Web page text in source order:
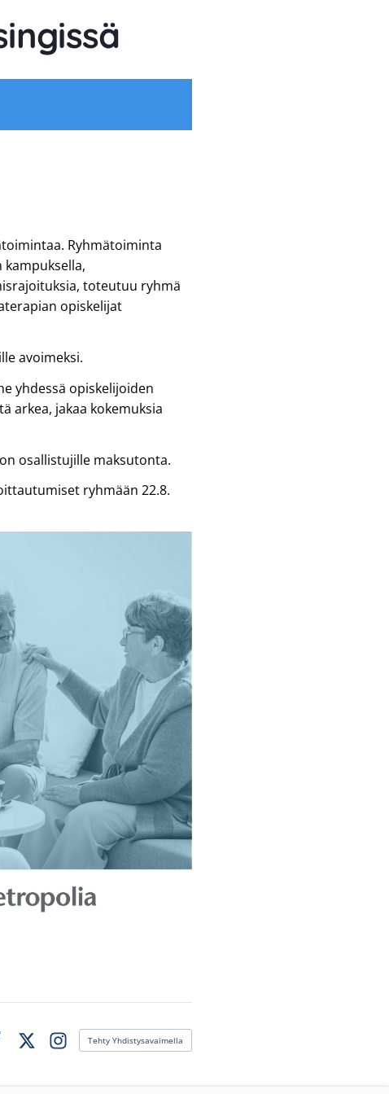
Ryhmätoiminta
toteutuu ryhmä
opiskelijat
avoimeksi.
yhdessä opiskelijoiden
arkea, jakaa kokemuksia
osallistujille maksutonta.
ryhmään 22.8.
Instagram
Tehty Yhdistysavaimella